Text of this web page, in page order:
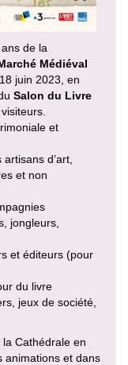
de la
Médiéval
juin 2023, en
Salon du Livre
et
d’art,
et non
jongleurs,
et éditeurs (pour
du livre
jeux de société,
Cathédrale en
animations et dans